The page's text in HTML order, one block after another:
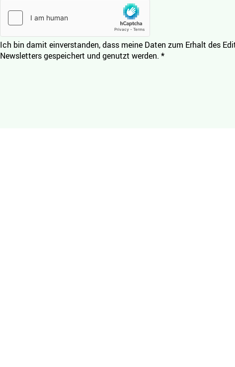
Ich bin damit einverstanden, dass meine Daten zum Erhalt des
Newsletters gespeichert und genutzt werden. *